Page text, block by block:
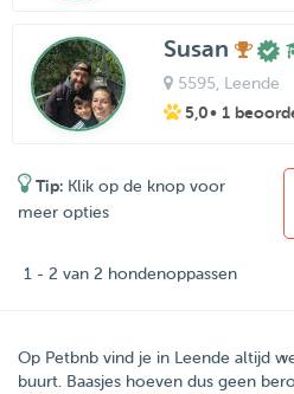
Susan
5595, Leende
5,0• 1
Tip: Klik op de knop voor
meer opties
1 - 2 van 2 hondenoppassen
Op Petbnb vind je in Leende altijd
buurt. Baasjes hoeven dus geen